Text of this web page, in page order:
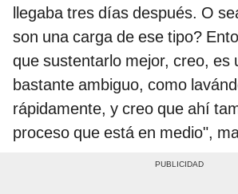
llegaba tres días después. O
son una carga de ese tipo?
que sustentarlo mejor, creo, es
bastante ambiguo, como
rápidamente, y creo que ahí
proceso que está en medio",